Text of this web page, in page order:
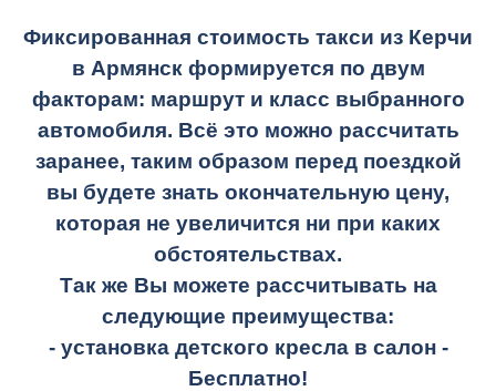
Фиксированная стоимость такси из Керчи
в Армянск формируется по двум
факторам: маршрут и класс выбранного
автомобиля. Всё это можно рассчитать
заранее, таким образом перед поездкой
вы будете знать окончательную цену,
которая не увеличится ни при каких
обстоятельствах.
Так же Вы можете рассчитывать на
следующие преимущества:
- установка детского кресла в салон -
Бесплатно!